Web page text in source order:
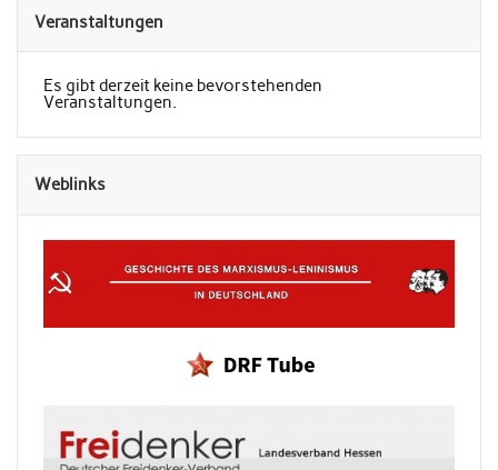
Veranstaltungen
Es gibt derzeit keine bevorstehenden
Veranstaltungen.
Weblinks